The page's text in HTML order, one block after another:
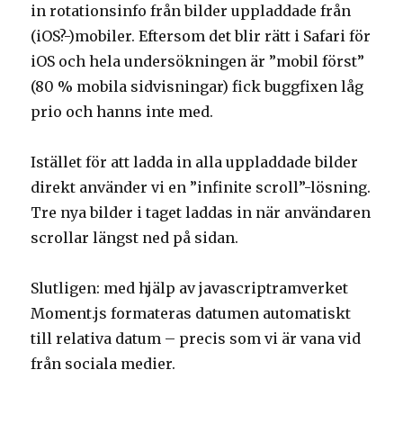
in rotationsinfo från bilder uppladdade från
(iOS?-)mobiler. Eftersom det blir rätt i Safari för
iOS och hela undersökningen är ”mobil först”
(80 % mobila sidvisningar) fick buggfixen låg
prio och hanns inte med.
Istället för att ladda in alla uppladdade bilder
direkt använder vi en ”infinite scroll”-lösning.
Tre nya bilder i taget laddas in när användaren
scrollar längst ned på sidan.
Slutligen: med hjälp av javascriptramverket
Moment.js formateras datumen automatiskt
till relativa datum – precis som vi är vana vid
från sociala medier.